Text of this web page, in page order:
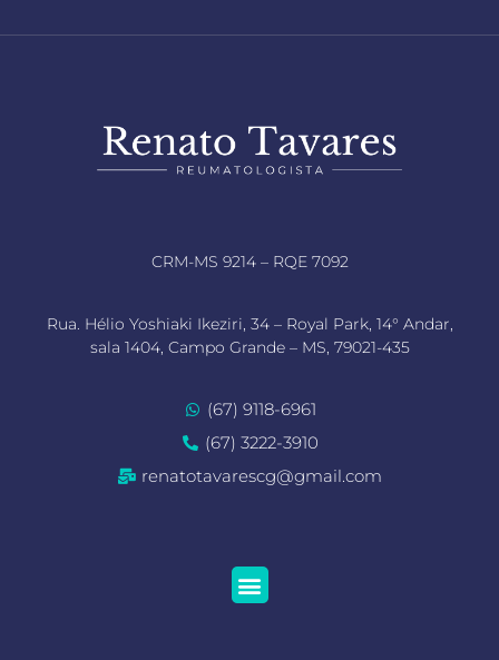
CRM-MS 9214 – RQE 7092
Rua. Hélio Yoshiaki Ikeziri, 34 – Royal Park, 14° Andar,
sala 1404, Campo Grande – MS, 79021-435
(67) 9118-6961
(67) 3222-3910
renatotavarescg@gmail.com